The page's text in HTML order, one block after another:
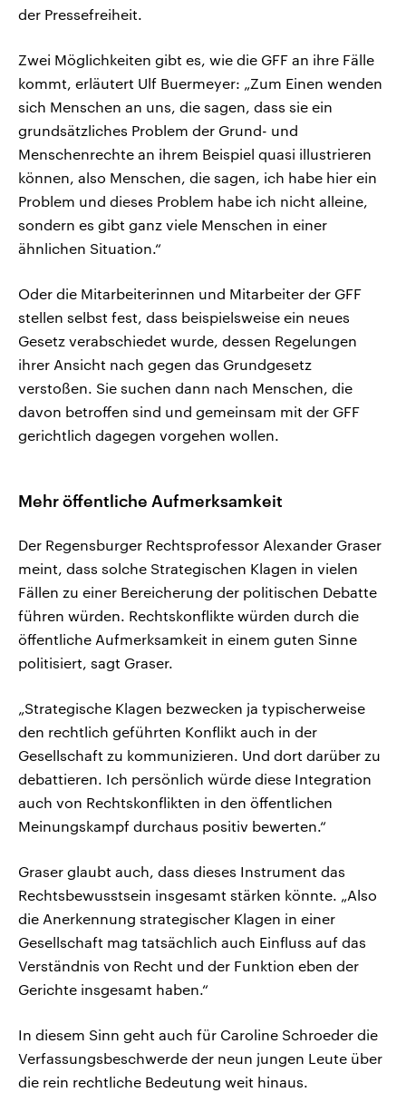
der Pressefreiheit.
Zwei Möglichkeiten gibt es, wie die GFF an ihre Fälle
kommt, erläutert Ulf Buermeyer: „Zum Einen wenden
sich Menschen an uns, die sagen, dass sie ein
grundsätzliches Problem der Grund- und
Menschenrechte an ihrem Beispiel quasi illustrieren
können, also Menschen, die sagen, ich habe hier ein
Problem und dieses Problem habe ich nicht alleine,
sondern es gibt ganz viele Menschen in einer
ähnlichen Situation.“
Oder die Mitarbeiterinnen und Mitarbeiter der GFF
stellen selbst fest, dass beispielsweise ein neues
Gesetz verabschiedet wurde, dessen Regelungen
ihrer Ansicht nach gegen das Grundgesetz
verstoßen. Sie suchen dann nach Menschen, die
davon betroffen sind und gemeinsam mit der GFF
gerichtlich dagegen vorgehen wollen.
Mehr öffentliche Aufmerksamkeit
Der Regensburger Rechtsprofessor Alexander Graser
meint, dass solche Strategischen Klagen in vielen
Fällen zu einer Bereicherung der politischen Debatte
führen würden. Rechtskonflikte würden durch die
öffentliche Aufmerksamkeit in einem guten Sinne
politisiert, sagt Graser.
„Strategische Klagen bezwecken ja typischerweise
den rechtlich geführten Konflikt auch in der
Gesellschaft zu kommunizieren. Und dort darüber zu
debattieren. Ich persönlich würde diese Integration
auch von Rechtskonflikten in den öffentlichen
Meinungskampf durchaus positiv bewerten.“
Graser glaubt auch, dass dieses Instrument das
Rechtsbewusstsein insgesamt stärken könnte. „Also
die Anerkennung strategischer Klagen in einer
Gesellschaft mag tatsächlich auch Einfluss auf das
Verständnis von Recht und der Funktion eben der
Gerichte insgesamt haben.“
In diesem Sinn geht auch für Caroline Schroeder die
Verfassungsbeschwerde der neun jungen Leute über
die rein rechtliche Bedeutung weit hinaus.